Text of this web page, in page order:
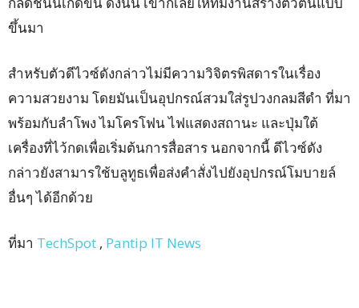
ขึ้นมา
สำหรับตัวดีไวซ์ดังกล่าวไม่มีความวิจิตรพิสดารในเรื่อง
ความสวยงาม โดยมันเป็นอุปกรณ์สวมใส่รูปวงกลมสีดำ ที่มา
พร้อมกับลำโพง ไมโครโฟน ไฟแสดงสถานะ และปุ่มใต้
เครื่องที่ไว้กดเพื่อเริ่มต้นการสื่อสาร นอกจากนี้ ดีไวซ์ดัง
กล่าวยังสามารใช้บลูทูธเพื่อส่งคำสั่งไปยังอุปกรณ์โมบายล์
อื่นๆ ได้อีกด้วย
ที่มา TechSpot , Pantip IT News